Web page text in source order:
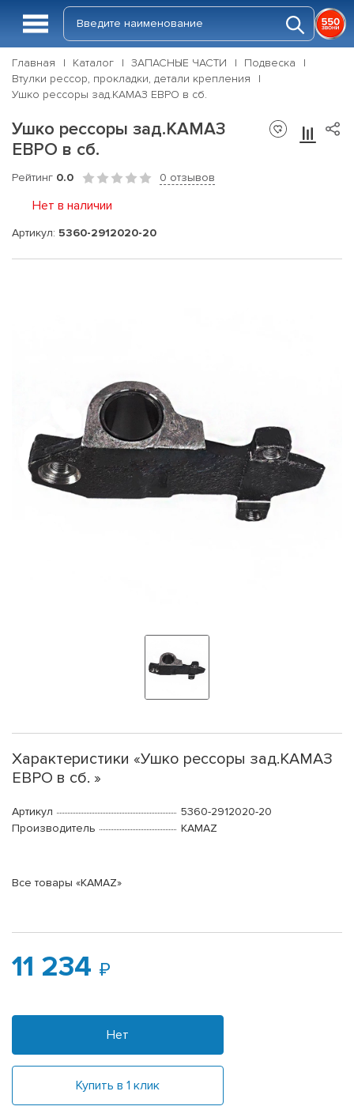
Главная Каталог ЗАПАСНЫЕ ЧАСТИ
Подвеска
Втулки рессор, прокладки, детали крепления
Ушко рессоры зад.КАМАЗ ЕВРО в сб.
Ушко рессоры зад.КАМАЗ
ЕВРО в сб.
Рейтинг 0.0 0 отзывов
Нет в наличии
Артикул: 5360-2912020-20
Характеристики «Ушко рессоры зад.КАМАЗ
ЕВРО в сб. »
Артикул
5360-2912020-20
Производитель
KAMAZ
Все товары «KAMAZ»
11 234
Нет
Купить в 1 клик